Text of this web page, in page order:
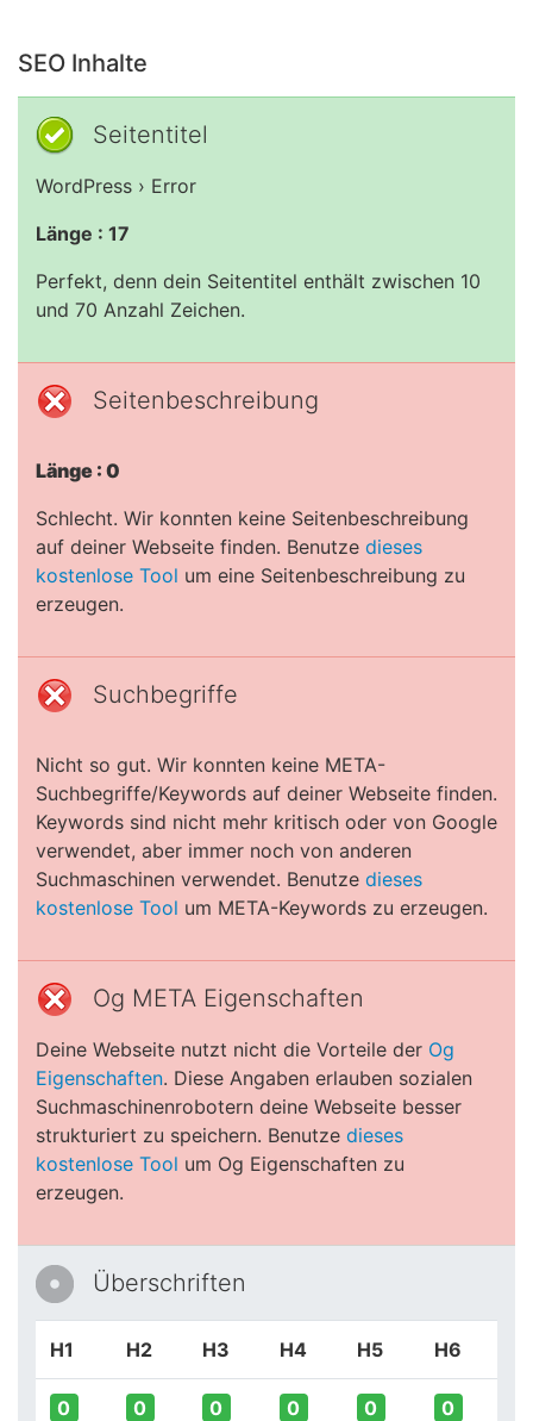
SEO Inhalte
Seitentitel
WordPress › Error
Länge : 17
Perfekt, denn dein Seitentitel enthält zwischen 10
und 70 Anzahl Zeichen.
Seitenbeschreibung
Länge : 0
Schlecht. Wir konnten keine Seitenbeschreibung
auf deiner Webseite finden. Benutze dieses
kostenlose Tool um eine Seitenbeschreibung zu
erzeugen.
Suchbegriffe
Nicht so gut. Wir konnten keine META-
Suchbegriffe/Keywords auf deiner Webseite finden.
Keywords sind nicht mehr kritisch oder von Google
verwendet, aber immer noch von anderen
Suchmaschinen verwendet. Benutze dieses
kostenlose Tool um META-Keywords zu erzeugen.
Og META Eigenschaften
Deine Webseite nutzt nicht die Vorteile der Og
Eigenschaften. Diese Angaben erlauben sozialen
Suchmaschinenrobotern deine Webseite besser
strukturiert zu speichern. Benutze dieses
kostenlose Tool um Og Eigenschaften zu
erzeugen.
Überschriften
H1 H2 H3 H4 H5 H6
0 0 0 0 0 0